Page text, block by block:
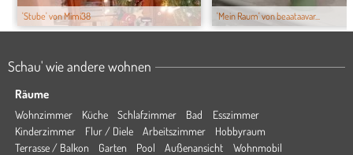
'Stube' von Mimi38 'Mein Raum' von beaataavar...
Schau' wie andere wohnen
Räume
Wohnzimmer Küche Schlafzimmer Bad
Esszimmer
Kinderzimmer
Flur / Diele Arbeitszimmer
Hobbyraum
Terrasse / Balkon
Garten Pool Außenansicht Wohnmobil